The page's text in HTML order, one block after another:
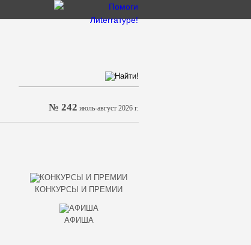
№ 242 июль-август 2026 г.
КОНКУРСЫ И ПРЕМИИ
АФИША